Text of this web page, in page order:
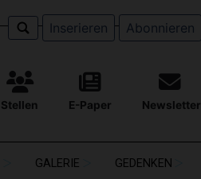
Inserieren Abonnieren
Stellen E-Paper Newsletter
GALERIE GEDENKEN